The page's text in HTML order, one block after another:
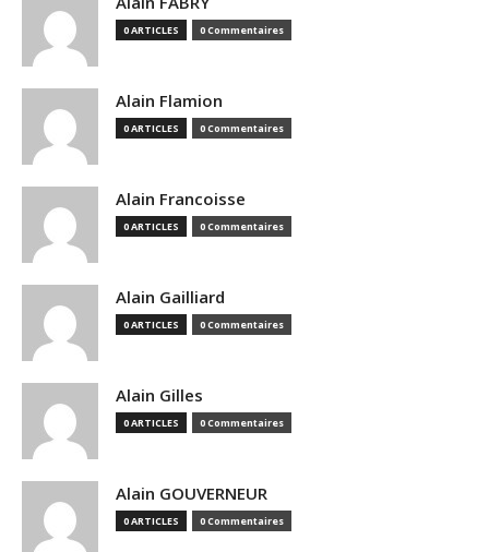
0 ARTICLES 0 Commentaires
Alain Flamion
0 ARTICLES 0 Commentaires
Alain Francoisse
0 ARTICLES 0 Commentaires
Alain Gailliard
0 ARTICLES 0 Commentaires
Alain Gilles
0 ARTICLES 0 Commentaires
Alain GOUVERNEUR
0 ARTICLES 0 Commentaires